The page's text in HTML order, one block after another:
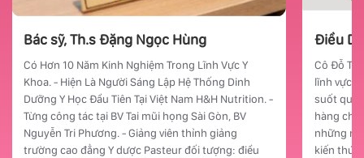
Bác sỹ, Th.sĐặng Ngọc Hùng
Có Hơn 10 Năm Kinh Nghiệm Trong Lĩnh Vực Y
Khoa. - Hiện Là Người Sáng Lập Hệ Thống Dinh
Dưỡng Y Học Đầu Tiên Tại Việt Nam H&H Nutrition. -
Từng công tác tại BV Tai mũi họng Sài Gòn, BV
Nguyễn Tri Phương. - Giảng viên thỉnh giảng
trường cao đẳng Y dược Pasteur đối tượng: điều
Điều
Cô Đỗ
lĩnh vực
suốt quá
hàng
những
kiến thức